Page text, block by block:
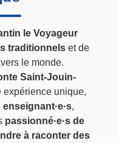
le Voyageur
traditionnelset de
le monde.
Saint-Jouin-
expérience unique,
enseignant·e·s,
passionné·e·s de
à raconter des